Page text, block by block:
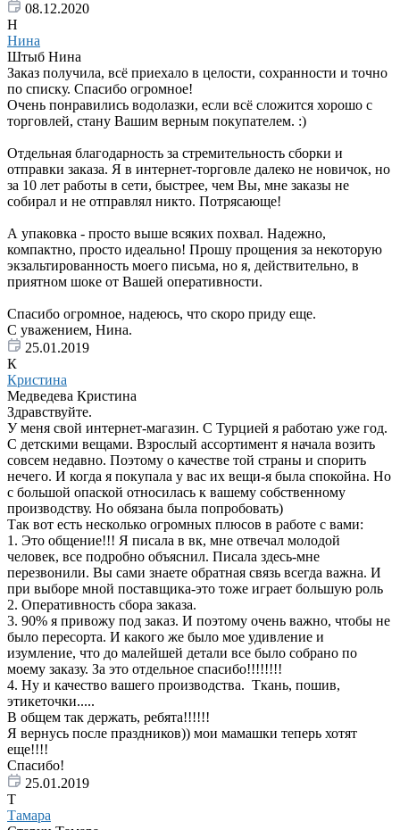
08.12.2020
Н
Нина
Штыб Нина
Заказ получила, всё приехало в целости, сохранности и точно
по списку. Спасибо огромное!
Очень понравились водолазки, если всё сложится хорошо с
торговлей, стану Вашим верным покупателем. :)
Отдельная благодарность за стремительность сборки и
отправки заказа. Я в интернет-торговле далеко не новичок, но
за 10 лет работы в сети, быстрее, чем Вы, мне заказы не
собирал и не отправлял никто. Потрясающе!
А упаковка - просто выше всяких похвал. Надежно,
компактно, просто идеально! Прошу прощения за некоторую
экзальтированность моего письма, но я, действительно, в
приятном шоке от Вашей оперативности.
Спасибо огромное, надеюсь, что скоро приду еще.
С уважением, Нина.
25.01.2019
К
Кристина
Медведева Кристина
Здравствуйте.
У меня свой интернет-магазин. С Турцией я работаю уже год.
С детскими вещами. Взрослый ассортимент я начала возить
совсем недавно. Поэтому о качестве той страны и спорить
нечего. И когда я покупала у вас их вещи-я была спокойна. Но
с большой опаской относилась к вашему собственному
производству. Но обязана была попробовать)
Так вот есть несколько огромных плюсов в работе с вами:
1. Это общение!!! Я писала в вк, мне отвечал молодой
человек, все подробно объяснил. Писала здесь-мне
перезвонили. Вы сами знаете обратная связь всегда важна. И
при выборе мной поставщика-это тоже играет большую роль
2. Оперативность сбора заказа.
3. 90% я привожу под заказ. И поэтому очень важно, чтобы не
было пересорта. И какого же было мое удивление и
изумление, что до малейшей детали все было собрано по
моему заказу. За это отдельное спасибо!!!!!!!!
4. Ну и качество вашего производства. Ткань, пошив,
этикеточки.....
В общем так держать, ребята!!!!!!
Я вернусь после праздников)) мои мамашки теперь хотят
еще!!!!
Спасибо!
25.01.2019
Т
Тамара